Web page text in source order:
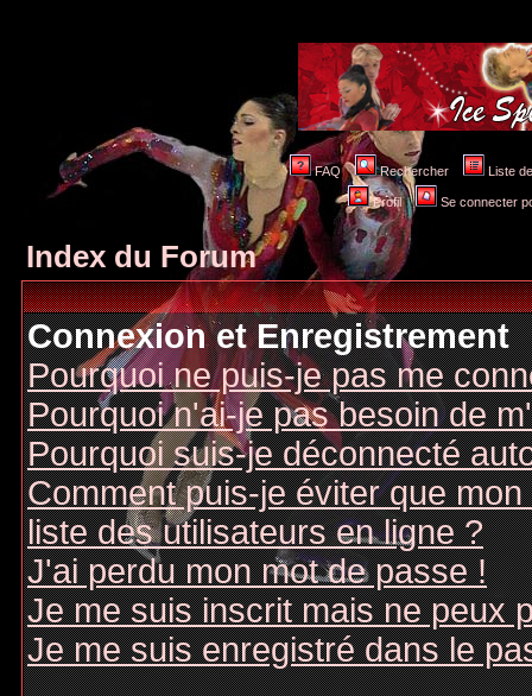
FAQ Rechercher Liste
Profil Se connecter
Index du Forum
Connexion et Enregistrement
Pourquoi ne puis-je pas me
Pourquoi n'ai-je pas besoin de
Pourquoi suis-je déconnecté
Comment puis-je éviter que
liste des utilisateurs en ligne ?
J'ai perdu mon mot de passe !
Je me suis inscrit mais ne peux
Je me suis enregistré dans le